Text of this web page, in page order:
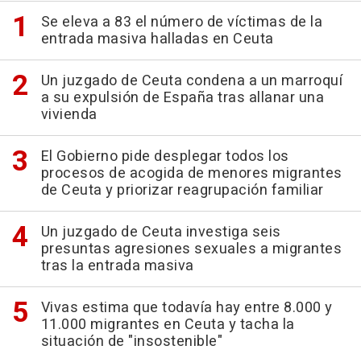
Se eleva a 83 el número de víctimas de la
entrada masiva halladas en Ceuta
Un juzgado de Ceuta condena a un marroquí
a su expulsión de España tras allanar una
vivienda
El Gobierno pide desplegar todos los
procesos de acogida de menores migrantes
de Ceuta y priorizar reagrupación familiar
Un juzgado de Ceuta investiga seis
presuntas agresiones sexuales a migrantes
tras la entrada masiva
Vivas estima que todavía hay entre 8.000 y
11.000 migrantes en Ceuta y tacha la
situación de "insostenible"